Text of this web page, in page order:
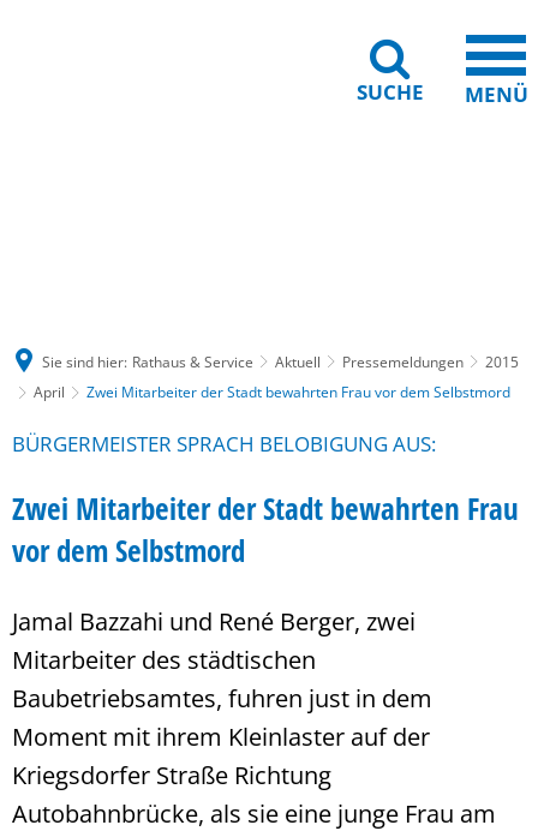
SUCHE MENÜ
Sie sind hier: Rathaus & Service Aktuell Pressemeldungen
2015
April
Zwei Mitarbeiter der Stadt bewahrten Frau vor dem Selbstmord
BÜRGERMEISTER SPRACH BELOBIGUNG AUS:
Zwei Mitarbeiter der Stadt bewahrten Frau
vor dem Selbstmord
Jamal Bazzahi und René Berger, zwei
Mitarbeiter des städtischen
Baubetriebsamtes, fuhren just in dem
Moment mit ihrem Kleinlaster auf der
Kriegsdorfer Straße Richtung
Autobahnbrücke, als sie eine junge Frau am